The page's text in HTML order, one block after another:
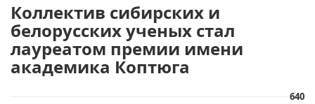
Коллектив сибирских и
белорусских ученых стал
лауреатом премии имени
академика Коптюга
640